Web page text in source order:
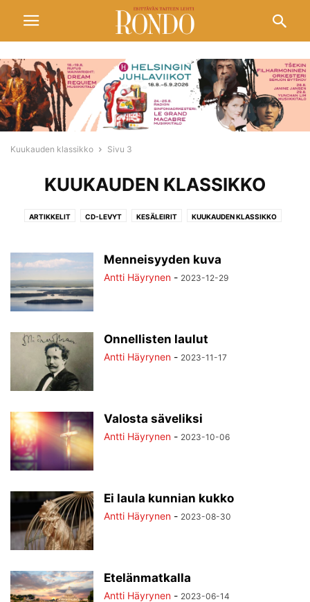
Kuukauden klassikko Sivu 3
KUUKAUDEN KLASSIKKO
ARTIKKELIT CD-LEVYT KESÄLEIRIT KUUKAUDEN KLASSIKKO
ORKESTERIT PÄIVÄN PÄHKINÄ
RONDO ARVIOI
SEURAAVASSA NUMEROSSA
SUOSITUKSET
VUOSIKERTA YHTEYSTIEDOT
Menneisyyden kuva
Antti Häyrynen - 2023-12-29
Onnellisten laulut
Antti Häyrynen - 2023-11-17
Valosta säveliksi
Antti Häyrynen - 2023-10-06
Ei laula kunnian kukko
Antti Häyrynen - 2023-08-30
Etelänmatkalla
Antti Häyrynen - 2023-06-14